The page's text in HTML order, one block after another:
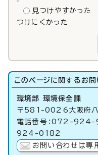
見つけやすかった
つけにくかった
このページに関する お問
環境部 環境保全課
〒581-0026大阪府
電話番号：072-
924-0182
お問い合わせは専